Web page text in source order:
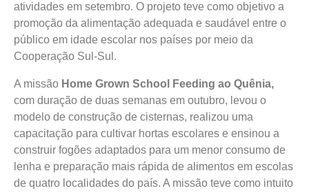
atividades em setembro. O projeto teve como objetivo a
promoção da alimentação adequada e saudável entre o
público em idade escolar nos países por meio da
Cooperação Sul-Sul.
A missão Home Grown School Feeding ao Quênia,
com duração de duas semanas em outubro, levou o
modelo de construção de cisternas, realizou uma
capacitação para cultivar hortas escolares e ensinou a
construir fogões adaptados para um menor consumo de
lenha e preparação mais rápida de alimentos em escolas
de quatro localidades do país. A missão teve como intuito